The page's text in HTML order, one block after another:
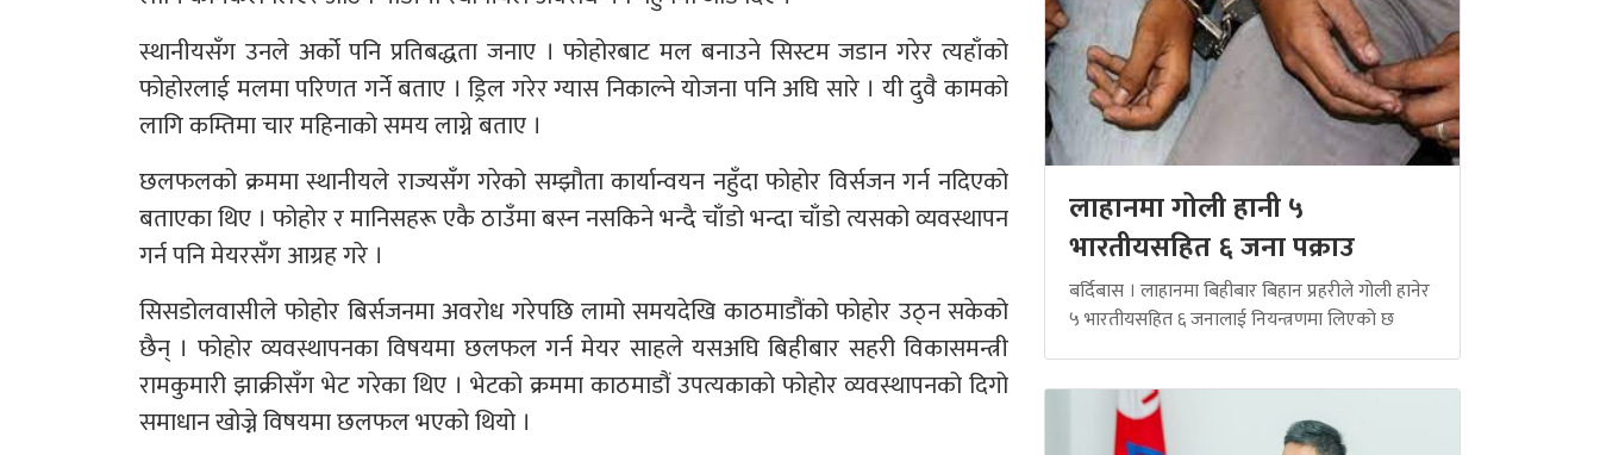
स्थानीयसँग उनले अर्को पनि प्रतिबद्धता जनाए । फोहोरबाट मल बनाउने सिस्टम जडान गरेर त्यहाँको
फोहोरलाई मलमा परिणत गर्ने बताए । ड्रिल गरेर ग्यास निकाल्ने योजना पनि अघि सारे । यी दुवै कामको
लागि कम्तिमा चार महिनाको समय लाग्ने बताए ।
छलफलको क्रममा स्थानीयले राज्यसँग गरेको सम्झौता कार्यान्वयन नहुँदा फोहोर विर्सजन गर्न नदिएको
बताएका थिए । फोहोर र मानिसहरू एकै ठाउँमा बस्न नसकिने भन्दै चाँडो भन्दा चाँडो त्यसको व्यवस्थापन
गर्न पनि मेयरसँग आग्रह गरे ।
सिसडोलवासीले फोहोर बिर्सजनमा अवरोध गरेपछि लामो समयदेखि काठमाडौंको फोहोर उठ्न सकेको
छैन् । फोहोर व्यवस्थापनका विषयमा छलफल गर्न मेयर साहले यसअघि बिहीबार सहरी विकासमन्त्री
रामकुमारी झाक्रीसँग भेट गरेका थिए । भेटको क्रममा काठमाडौं उपत्यकाको फोहोर व्यवस्थापनको दिगो
समाधान खोज्ने विषयमा छलफल भएको थियो ।
लाहानमा गोली हानी ५
भारतीयसहित ६ जना पक्राउ
बर्दिबास । लाहानमा बिहीबार बिहान प्रहरीले गोली हानेर
५ भारतीयसहित ६ जनालाई नियन्त्रणमा लिएको छ